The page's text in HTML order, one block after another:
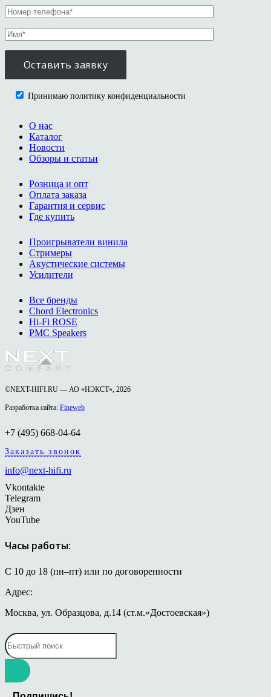
Принимаю политику конфиденциальности
О нас
Каталог
Новости
Обзоры и статьи
Розница и опт
Оплата заказа
Гарантия и сервис
Где купить
Проигрыватели винила
Стримеры
Акустические системы
Усилители
Все бренды
Chord Electronics
Hi-Fi ROSE
PMC Speakers
©NEXT-HIFI.RU — АО «НЭКСТ», 2026
Разработка сайта: Fineweb
+7 (495) 668-04-64
Заказать звонок
info@next-hifi.ru
Vkontakte
Telegram
Дзен
YouTube
Часы работы:
С 10 до 18 (пн–пт) или по договоренности
Адрес:
Москва, ул. Образцова, д.14 (ст.м.»Достоевская»)